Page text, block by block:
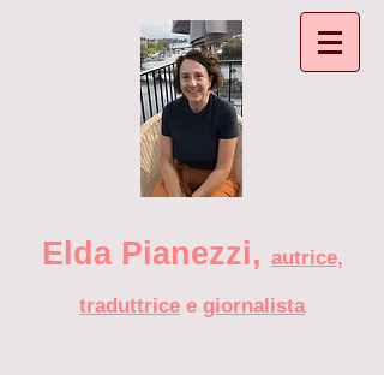
Elda Pianezzi , autrice,
traduttrice e giornalista